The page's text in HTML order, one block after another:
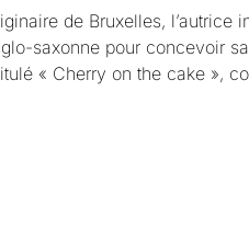
de Bruxelles, l’autrice
saxonne pour concevoir
« Cherry on the cake »,